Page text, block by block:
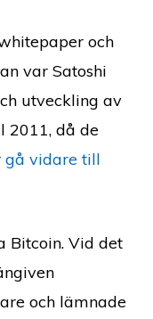
och
var Satoshi
utveckling av
2011, då de
gå vidare till
Bitcoin. Vid det
och lämnade